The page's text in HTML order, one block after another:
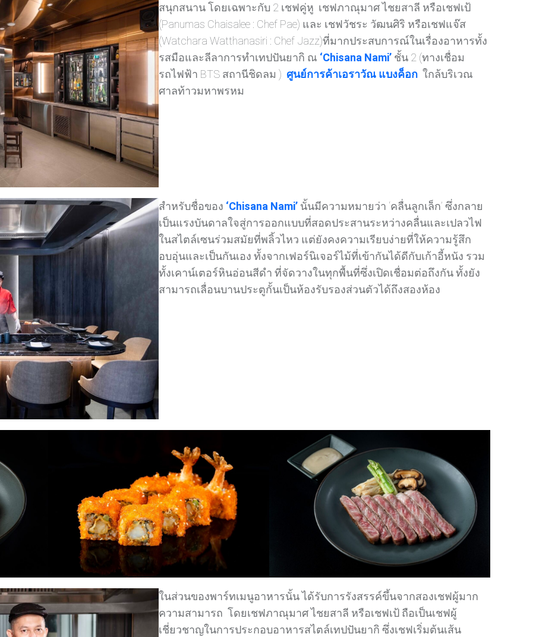
สนุกสนาน โดยเฉพาะกับ 2 เชฟคู่หู เชฟภาณุมาศ ไชยสาลี หรือเชฟเป้
(Panumas Chaisalee : Chef Pae) และ เชฟวัชระ วัฒนศิริ หรือเชฟแจ๊ส
(Watchara Watthanasiri : Chef Jazz)ที่มากประสบการณ์ในเรื่องอาหารทั้ง
รสมือและลีลาการทำเทปปันยากิ ณ ‘Chisana Nami’ ชั้น 2 (ทางเชื่อม
รถไฟฟ้า BTS สถานีชิดลม ) ศูนย์การค้าเอราวัณ แบงค็อก ใกล้บริเวณ
ศาลท้าวมหาพรหม
สำหรับชื่อของ ‘Chisana Nami’ นั้นมีความหมายว่า ‘คลื่นลูกเล็ก’ ซึ่งกลาย
เป็นแรงบันดาลใจสู่การออกแบบที่สอดประสานระหว่างคลื่นและเปลวไฟ
ในสไตล์เซนร่วมสมัยที่พลิ้วไหว แต่ยังคงความเรียบง่ายที่ให้ความรู้สึก
อบอุ่นและเป็นกันเอง ทั้งจากเฟอร์นิเจอร์ไม้ที่เข้ากันได้ดีกับเก้าอี้หนัง รวม
ทั้งเคาน์เตอร์หินอ่อนสีดำ ที่จัดวางในทุกพื้นที่ซึ่งเปิดเชื่อมต่อถึงกัน ทั้งยัง
สามารถเลื่อนบานประตูกั้นเป็นห้องรับรองส่วนตัวได้ถึงสองห้อง
ในส่วนของพาร์ทเมนูอาหารนั้น ได้รับการรังสรรค์ขึ้นจากสองเชฟผู้มาก
ความสามารถ โดยเชฟภาณุมาศ ไชยสาลี หรือเชฟเป้ ถือเป็นเชฟผู้
เชี่ยวชาญในการประกอบอาหารสไตล์เทปปันยากิ ซึ่งเชฟเริ่มต้นเส้น